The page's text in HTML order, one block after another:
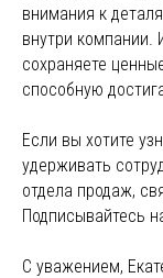
внимания к
внутри компании.
сохраняете
способную
Если вы хотите
удерживать
отдела продаж,
Подписывайтесь
С уважением,